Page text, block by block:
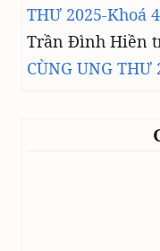
THƯ 2025-Khoá 4
Trần Đình Hiền
CÙNG UNG THƯ